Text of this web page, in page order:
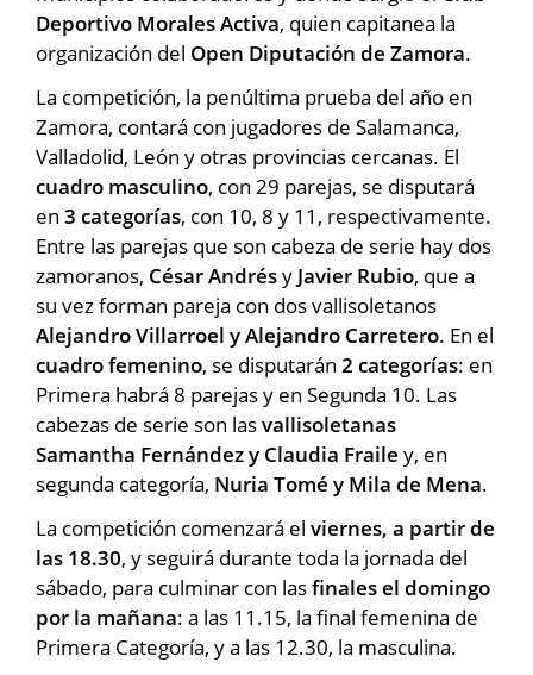
Deportivo Morales Activa, quien capitanea la
organización del Open Diputación de Zamora.
La competición, la penúltima prueba del año en
Zamora, contará con jugadores de Salamanca,
Valladolid, León y otras provincias cercanas. El
cuadro masculino, con 29 parejas, se disputará
en 3 categorías, con 10, 8 y 11, respectivamente.
Entre las parejas que son cabeza de serie hay dos
zamoranos, César Andrésy Javier Rubio, que a
su vez forman pareja con dos vallisoletanos
Alejandro Villarroel y Alejandro Carretero. En el
cuadro femenino, se disputarán 2 categorías: en
Primera habrá 8 parejas y en Segunda 10. Las
cabezas de serie son lasvallisoletanas
Samantha Fernández y Claudia Fraile y, en
segunda categoría, Nuria Tomé y Mila de Mena.
La competición comenzará el viernes, a partir de
las 18.30, y seguirá durante toda la jornada del
sábado, para culminar con lasfinales el domingo
por la mañana: a las 11.15, la final femenina de
Primera Categoría, y a las 12.30, la masculina.